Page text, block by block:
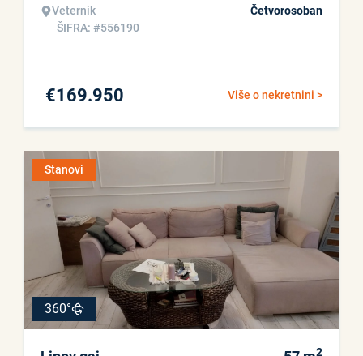
Veternik
ŠIFRA: #556190
Četvorosoban
Više o nekretnini >
€169.950
Stanovi
360°
2